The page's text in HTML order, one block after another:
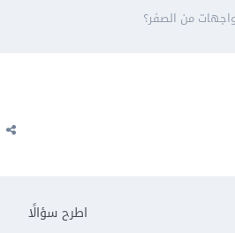
من الصفر؟
اطرح سؤالًا